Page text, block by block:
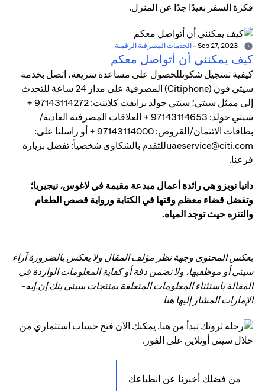
فكرة السفر بعيدًا جدًا عن المنزل.
- الخدمات المصرفية الرقمية
كيف يمكنني أن أتواصل معكم
كيفية تسجيل شكوىللحصول على مساعدة سريعة، اتصل بخدمة
سيتي فون (Citiphone) المصرفية على مدار 24 ساعة للتحدث
إلى ممثل سيتي؛ سيتي جولد برايفت كلاينت: 97143114272 +
سيتي جولد: 97143114653 + العلاقات المصرفية العادية/
بطاقات الائتمان/القروض: 97143114000 + أو راسلنا على:
uaeservice@citi.comللتقدم بالشكاوى شخصياً: تفضل بزيارة
فرعنا.
دانيا نويزو هي رائدة أعمال مبدعة مقيمة في لاغوس، نيجيريا؛
وتفضل قضاء معظم وقتها في الكتابة ورواية قصص الطعام
والتنزه حيث توجد المياه.
يعكس المحتوى وجهة نظر مؤلف المقال ولا يعكس بالضرورة آراء
سيتي أو موظفيها، ولا نضمن دقة أو كفاية المعلومات الواردة في
المقالة باستثناء المعلومات المتعلقة بمنتجات سيتي بنك إن.إيه-
الإمارات المشار إليها هنا
من فضلك أخبرنا عن انطباعك